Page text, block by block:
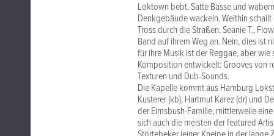
Loktown bebt. Satte Bässe und
Denkgebäude wackeln. Weithin
Tross durch die Straßen. Seanie T.,
Band auf ihrem Weg an. Nein, dies ist
für ihre Musik ist der Reggae, aber
Komposition entwickelt: Grooves von
Texturen und Dub-Sounds.
Die Kapelle kommt aus Hamburg
Kusterer (kb), Hartmut Karez (dr) und
der Eimsbush-Familie, mittlerweile
sich auch die meisten der featured